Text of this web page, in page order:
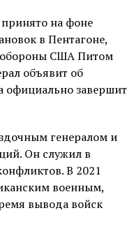
на фоне
в Пентагоне,
США Питом
объявит об
официально завершит
генералом и
Он служил в
В 2021
военным,
вывода войск